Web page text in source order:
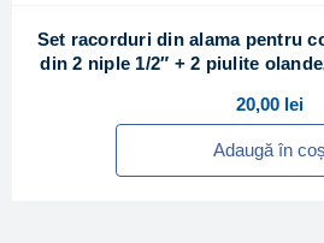
Set racorduri din alama pentru
din 2 niple 1/2″ + 2 piulite
20,00 lei
Adaugă în coș